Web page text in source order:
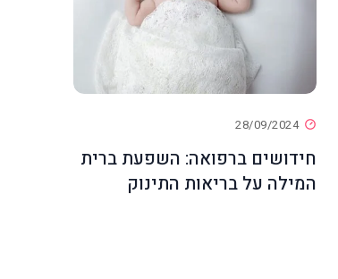
28/09/2024
חידושים ברפואה: השפעת ברית
המילה על בריאות התינוק